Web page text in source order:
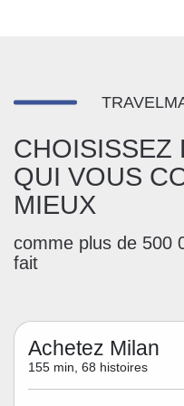
CHOISISSEZ
QUI VOUS
MIEUX
comme plus de 500
fait
Achetez Milan
155 min, 68 histoires